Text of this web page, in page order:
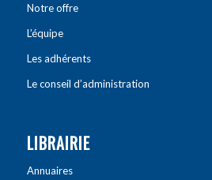
Notre offre
L’équipe
Les adhérents
Le conseil d’administration
LIBRAIRIE
Annuaires